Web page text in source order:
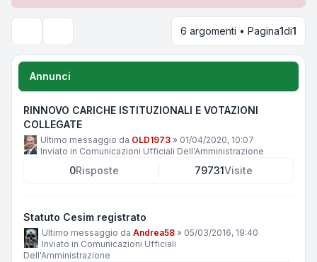
6 argomenti • Pagina1di1
Annunci
RINNOVO CARICHE ISTITUZIONALI E VOTAZIONI
COLLEGATE
Ultimo messaggio da OLD1973 » 01/04/2020, 10:07
Inviato in Comunicazioni Ufficiali Dell'Amministrazione
0Risposte 79731Visite
Statuto Cesim registrato
Ultimo messaggio da Andrea58 » 05/03/2016, 19:40
Inviato in Comunicazioni Ufficiali
Dell'Amministrazione